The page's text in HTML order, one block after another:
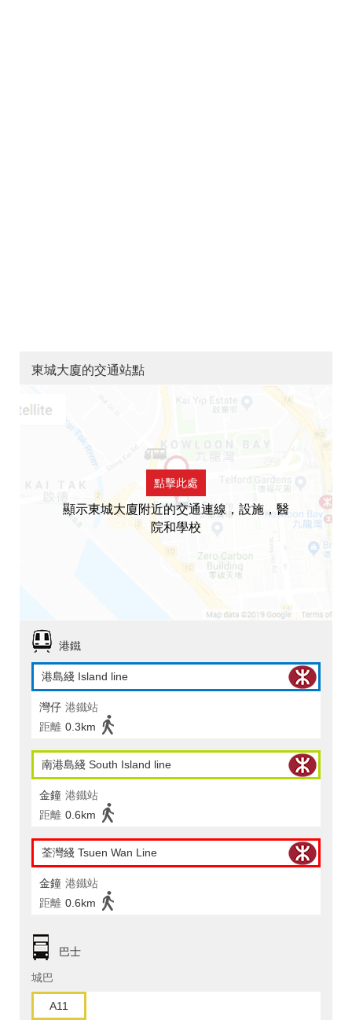
東城大廈的交通站點
點擊此處
顯示東城大廈附近的交通連線，設施，醫
院和學校
港鐵
港島綫 Island line
灣仔 港鐵站
距離 0.3km
南港島綫 South Island line
金鐘 港鐵站
距離 0.6km
荃灣綫 Tsuen Wan Line
金鐘 港鐵站
距離 0.6km
巴士
城巴
A11